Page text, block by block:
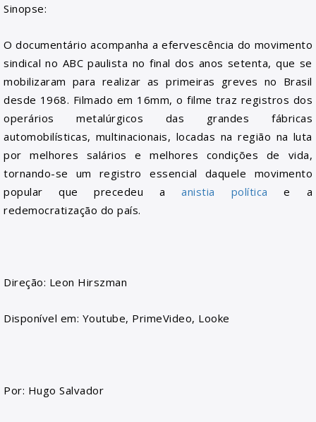
Sinopse:
O documentário acompanha a efervescência do movimento
sindical no ABC paulista no final dos anos setenta, que se
mobilizaram para realizar as primeiras greves no Brasil
desde 1968. Filmado em 16mm, o filme traz registros dos
operários metalúrgicos das grandes fábricas
automobilísticas, multinacionais, locadas na região na luta
por melhores salários e melhores condições de vida,
tornando-se um registro essencial daquele movimento
popular que precedeu aanistia política e a
redemocratização do país.
Direção: Leon Hirszman
Disponível em: Youtube, PrimeVideo, Looke
Por: Hugo Salvador